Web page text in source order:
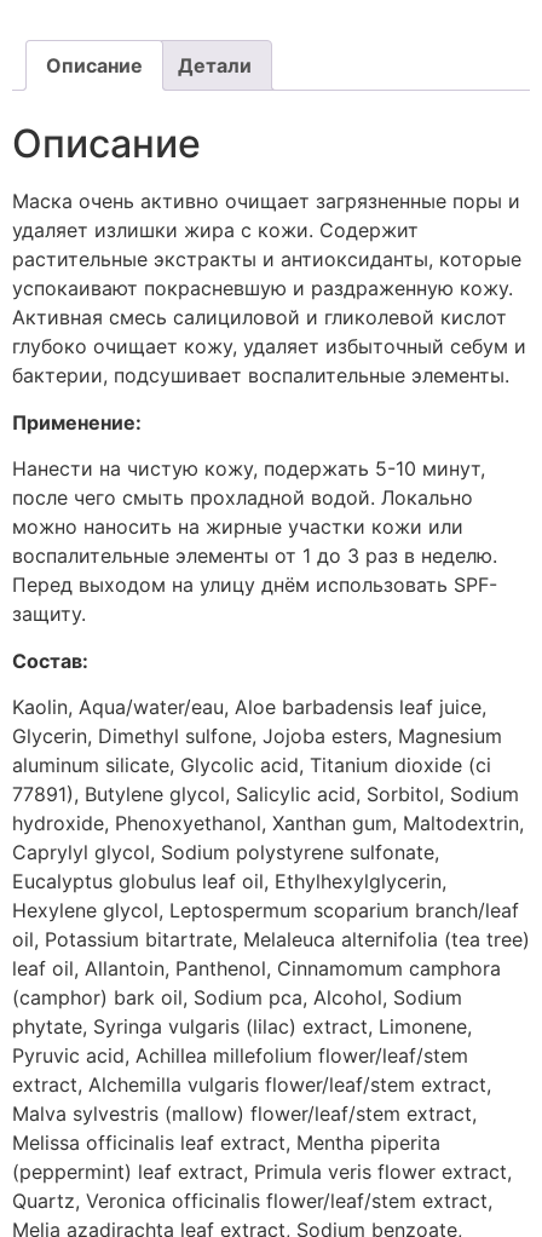
Описание Детали
Описание
Маска очень активно очищает загрязненные поры и
удаляет излишки жира с кожи. Содержит
растительные экстракты и антиоксиданты, которые
успокаивают покрасневшую и раздраженную кожу.
Активная смесь салициловой и гликолевой кислот
глубоко очищает кожу, удаляет избыточный себум и
бактерии, подсушивает воспалительные элементы.
Применение:
Нанести на чистую кожу, подержать 5-10 минут,
после чего смыть прохладной водой. Локально
можно наносить на жирные участки кожи или
воспалительные элементы от 1 до 3 раз в неделю.
Перед выходом на улицу днём использовать SPF-
защиту.
Состав:
Kaolin, Aqua/water/eau, Aloe barbadensis leaf juice,
Glycerin, Dimethyl sulfone, Jojoba esters, Magnesium
aluminum silicate, Glycolic acid, Titanium dioxide (ci
77891), Butylene glycol, Salicylic acid, Sorbitol, Sodium
hydroxide, Phenoxyethanol, Xanthan gum, Maltodextrin,
Caprylyl glycol, Sodium polystyrene sulfonate,
Eucalyptus globulus leaf oil, Ethylhexylglycerin,
Hexylene glycol, Leptospermum scoparium branch/leaf
oil, Potassium bitartrate, Melaleuca alternifolia (tea tree)
leaf oil, Allantoin, Panthenol, Cinnamomum camphora
(camphor) bark oil, Sodium pca, Alcohol, Sodium
phytate, Syringa vulgaris (lilac) extract, Limonene,
Pyruvic acid, Achillea millefolium flower/leaf/stem
extract, Alchemilla vulgaris flower/leaf/stem extract,
Malva sylvestris (mallow) flower/leaf/stem extract,
Melissa officinalis leaf extract, Mentha piperita
(peppermint) leaf extract, Primula veris flower extract,
Quartz, Veronica officinalis flower/leaf/stem extract,
Melia azadirachta leaf extract, Sodium benzoate,